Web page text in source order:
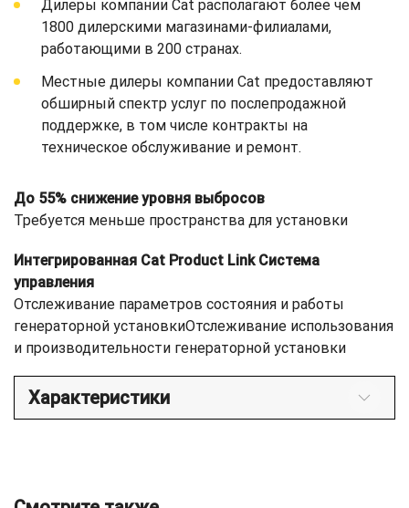
Дилеры компании Cat располагают более чем
1800 дилерскими магазинами-филиалами,
работающими в 200 странах.
Местные дилеры компании Cat предоставляют
обширный спектр услуг по послепродажной
поддержке, в том числе контракты на
техническое обслуживание и ремонт.
До 55% снижение уровня выбросов
Требуется меньше пространства для установки
Интегрированная Cat Product Link Система
управления
Отслеживание параметров состояния и работы
генераторной установкиОтслеживание использования
и производительности генераторной установки
Характеристики